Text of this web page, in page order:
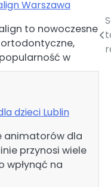
Warszawa
to nowoczesne
w
dzieci Lublin
animatorów dla
przynosi wiele
wpłynąć na